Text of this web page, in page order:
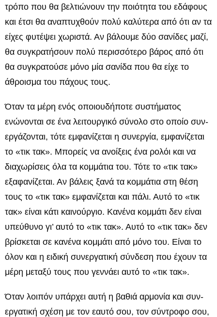
τρόπο που θα βελτιώνουν την ποιότητα του εδάφους
και έτσι θα αναπτυχθούν πολύ καλύτερα από ότι αν τα
είχες φυτέψει χωριστά. Αν βάλουμε δύο σανίδες μαζί,
θα συγκρατήσουν πολύ περισσότερο βάρος από ότι
θα συγκρατούσε μόνο μία σανίδα που θα είχε το
άθροισμα του πάχους τους.
Όταν τα μέρη ενός οποιουδήποτε συστήματος
ενώνονται σε ένα λειτουργικό σύνολο στο οποίο συν-
εργάζονται, τότε εμφανίζεται η συνεργία, εμφανίζεται
το «τικ τακ». Μπορείς να ανοίξεις ένα ρολόι και να
διαχωρίσεις όλα τα κομμάτια του. Τότε το «τικ τακ»
εξαφανίζεται. Αν βάλεις ξανά τα κομμάτια στη θέση
τους το «τικ τακ» εμφανίζεται και πάλι. Αυτό το «τικ
τακ» είναι κάτι καινούργιο. Κανένα κομμάτι δεν είναι
υπεύθυνο γι’ αυτό το «τικ τακ». Αυτό το «τικ τακ» δεν
βρίσκεται σε κανένα κομμάτι από μόνο του. Είναι το
όλον και η ειδική συνεργατική σύνδεση που έχουν τα
μέρη μεταξύ τους που γεννάει αυτό το «τικ τακ».
Όταν λοιπόν υπάρχει αυτή η βαθιά αρμονία και συν-
εργατική σχέση με τον εαυτό σου, τον σύντροφο σου,